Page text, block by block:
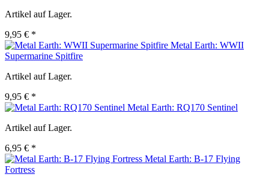
Artikel auf Lager.
9,95 € *
Metal Earth: WWII
Supermarine Spitfire
Artikel auf Lager.
9,95 € *
Metal Earth: RQ170 Sentinel
Artikel auf Lager.
6,95 € *
Metal Earth: B-17 Flying
Fortress